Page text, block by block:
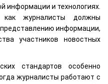
информации и технологиях.
журналисты должны
информации,
участников новостных
стандартов особенно
журналисты работают с